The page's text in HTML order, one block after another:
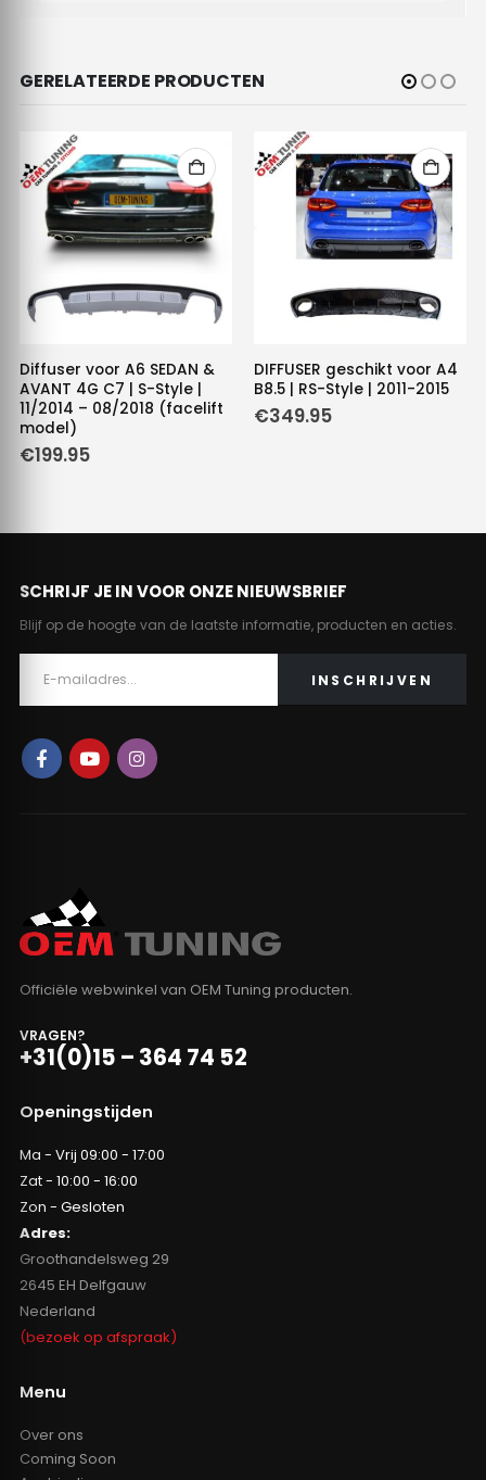
GERELATEERDE PRODUCTEN
Diffuser voor A6 SEDAN &
AVANT 4G C7 | S-Style |
11/2014 – 08/2018 (facelift
model)
€199.95
DIFFUSER geschikt voor A4
B8.5 | RS-Style | 2011-2015
€349.95
SCHRIJF JE IN VOOR ONZE NIEUWSBRIEF
Blijf op de hoogte van de laatste informatie, producten en acties.
Officiële webwinkel van OEM Tuning producten.
VRAGEN?
+31(0)15 – 364 74 52
Openingstijden
Ma - Vrij 09:00 - 17:00
Zat - 10:00 - 16:00
Zon - Gesloten
Adres:
Groothandelsweg 29
2645 EH Delfgauw
Nederland
(bezoek op afspraak)
Menu
Over ons
Coming Soon